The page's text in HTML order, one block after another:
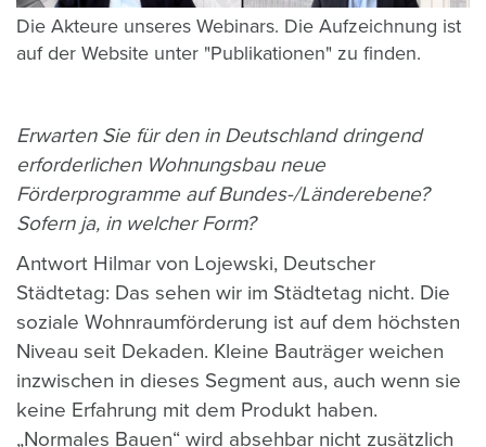
Die Akteure unseres Webinars. Die Aufzeichnung ist
auf der Website unter "Publikationen" zu finden.
Erwarten Sie für den in Deutschland dringend
erforderlichen Wohnungsbau neue
Förderprogramme auf Bundes-/Länderebene?
Sofern ja, in welcher Form?
Antwort Hilmar von Lojewski, Deutscher
Städtetag: Das sehen wir im Städtetag nicht. Die
soziale Wohnraumförderung ist auf dem höchsten
Niveau seit Dekaden. Kleine Bauträger weichen
inzwischen in dieses Segment aus, auch wenn sie
keine Erfahrung mit dem Produkt haben.
„Normales Bauen“ wird absehbar nicht zusätzlich